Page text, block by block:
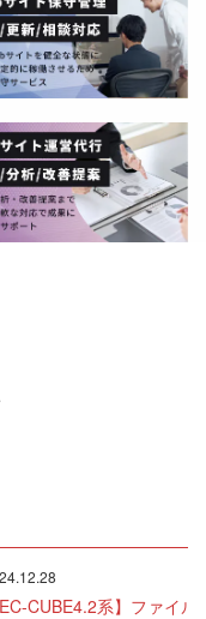
EC-CUBE4.2系】ファイル